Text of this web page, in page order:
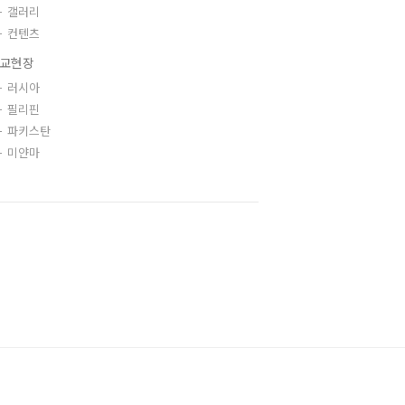
갤러리
컨텐츠
현장
러시아
필리핀
파키스탄
미얀마